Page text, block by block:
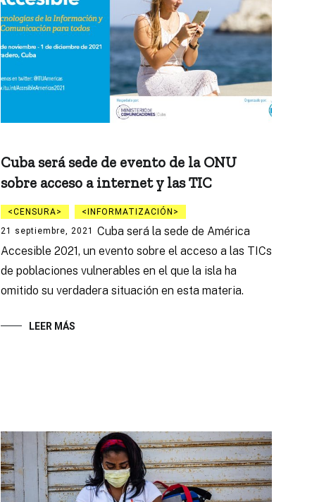
Cuba será sede de evento de la ONU
sobre acceso a internet y las TIC
CENSURA
INFORMATIZACIÓN
21 septiembre, 2021
Cuba será la sede de América
Accesible 2021, un evento sobre el acceso a las TICs
de poblaciones vulnerables en el que la isla ha
omitido su verdadera situación en esta materia.
LEER MÁS